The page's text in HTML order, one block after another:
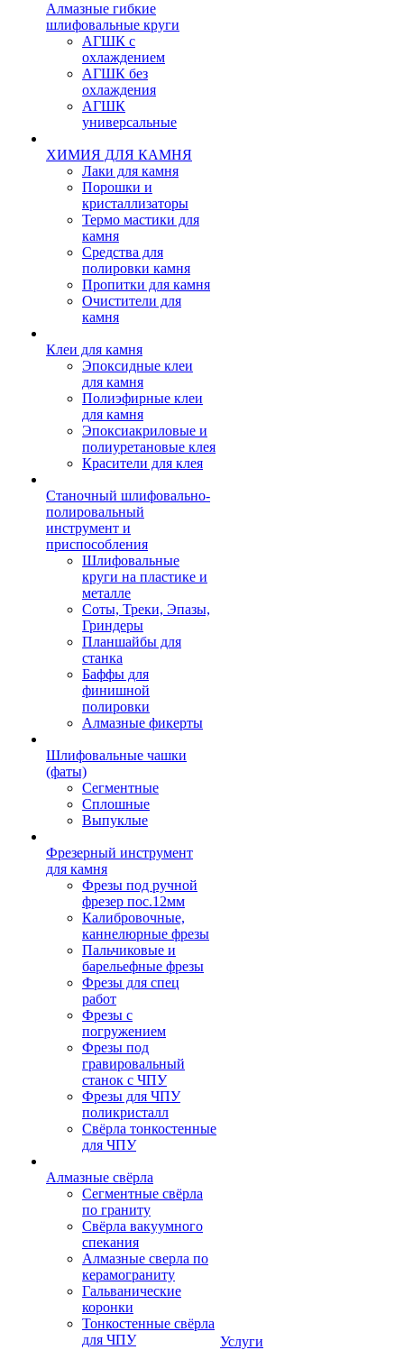
Алмазные гибкие
шлифовальные круги
АГШК с
охлаждением
АГШК без
охлаждения
АГШК
универсальные
ХИМИЯ ДЛЯ КАМНЯ
Лаки для камня
Порошки и
кристаллизаторы
Термо мастики для
камня
Средства для
полировки камня
Пропитки для камня
Очистители для
камня
Клеи для камня
Эпоксидные клеи
для камня
Полиэфирные клеи
для камня
Эпоксиакриловые и
полиуретановые клея
Красители для клея
Станочный шлифовально-
полировальный
инструмент и
приспособления
Шлифовальные
круги на пластике и
металле
Соты, Треки, Эпазы,
Гриндеры
Планшайбы для
станка
Баффы для
финишной
полировки
Алмазные фикерты
Шлифовальные чашки
(фаты)
Сегментные
Сплошные
Выпуклые
Фрезерный инструмент
для камня
Фрезы под ручной
фрезер пос.12мм
Калибровочные,
каннелюрные фрезы
Пальчиковые и
барельефные фрезы
Фрезы для спец
работ
Фрезы с
погружением
Фрезы под
гравировальный
станок с ЧПУ
Фрезы для ЧПУ
поликристалл
Свёрла тонкостенные
для ЧПУ
Алмазные свёрла
Сегментные свёрла
по граниту
Свёрла вакуумного
спекания
Алмазные сверла по
керамограниту
Гальванические
коронки
Тонкостенные свёрла
для ЧПУ
Услуги